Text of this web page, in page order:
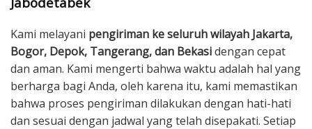
Kami melayani pengiriman ke seluruh wilayah Jakarta,
Bogor, Depok, Tangerang, dan Bekasidengan cepat
dan aman. Kami mengerti bahwa waktu adalah hal yang
berharga bagi Anda, oleh karena itu, kami memastikan
bahwa proses pengiriman dilakukan dengan hati-hati
dan sesuai dengan jadwal yang telah disepakati. Setiap